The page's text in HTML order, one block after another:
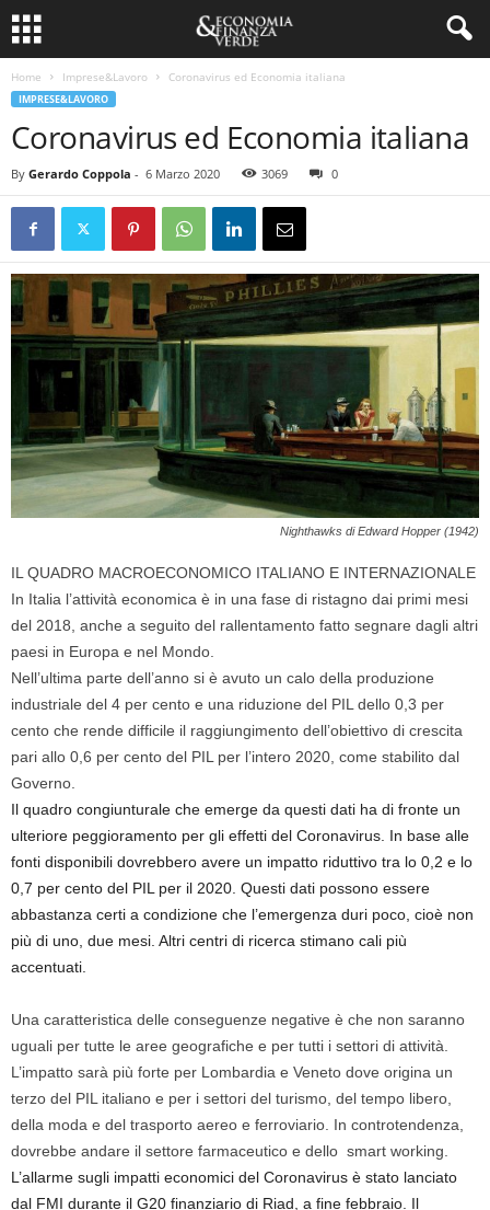
Home Imprese&Lavoro Coronavirus ed Economia italiana
IMPRESE&LAVORO
Coronavirus ed Economia italiana
By Gerardo Coppola - 6 Marzo 2020 3069 0
Nighthawks di Edward Hopper (1942)
IL QUADRO MACROECONOMICO ITALIANO E INTERNAZIONALE
In Italia l’attività economica è in una fase di ristagno dai primi mesi
del 2018, anche a seguito del rallentamento fatto segnare dagli altri
paesi in Europa e nel Mondo.
Nell’ultima parte dell’anno si è avuto un calo della produzione
industriale del 4 per cento e una riduzione del PIL dello 0,3 per
cento che rende difficile il raggiungimento dell’obiettivo di crescita
pari allo 0,6 per cento del PIL per l’intero 2020, come stabilito dal
Governo.
Il quadro congiunturale che emerge da questi dati ha di fronte un
ulteriore peggioramento per gli effetti del Coronavirus. In base alle
fonti disponibili dovrebbero avere un impatto riduttivo tra lo 0,2 e lo
0,7 per cento del PIL per il 2020. Questi dati possono essere
abbastanza certi a condizione che l’emergenza duri poco, cioè non
più di uno, due mesi. Altri centri di ricerca stimano cali più
accentuati.
Una caratteristica delle conseguenze negative è che non saranno
uguali per tutte le aree geografiche e per tutti i settori di attività.
L’impatto sarà più forte per Lombardia e Veneto dove origina un
terzo del PIL italiano e per i settori del turismo, del tempo libero,
della moda e del trasporto aereo e ferroviario. In controtendenza,
dovrebbe andare il settore farmaceutico e dello smart working.
L’allarme sugli impatti economici del Coronavirus è stato lanciato
dal FMI durante il G20 finanziario di Riad, a fine febbraio. Il